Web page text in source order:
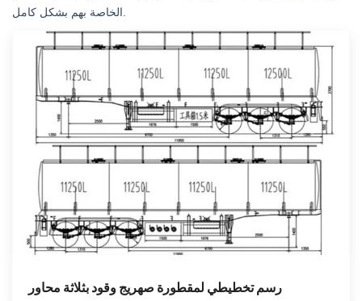
الخاصة بهم بشكل كامل.
رسم تخطيطي لمقطورة صهريج وقود بثلاثة محاور